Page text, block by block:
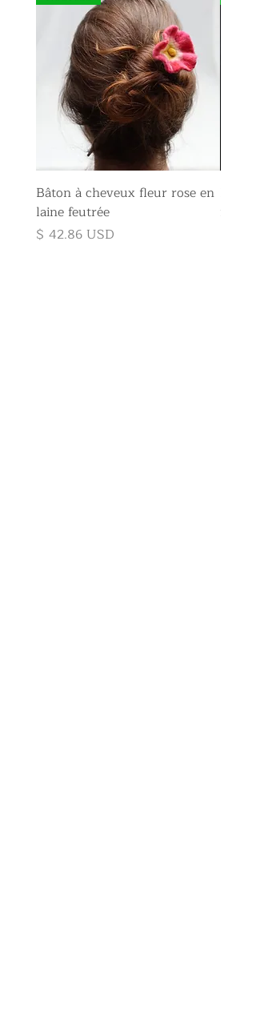
Bâton à cheveux fleur rose en
laine feutrée
Prix
$ 42.86 USD
feutrée